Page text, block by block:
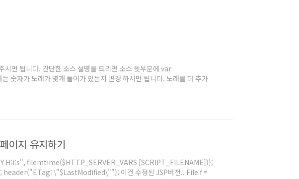
한글이 께어져 보이지 않토록 지정하는 태그로 브라우저가 문서를 로딩
시면 됩니다. 간단한 소스 설명을 드리면 소스 윗부분에 var
숫자가 노래가 몇개 들어가 있는지 변경 하시면 됩니다. 노래를 더 추가
이지 유지하기
H:i:s", filemtime($HTTP_SERVER_VARS [SCRIPT_FILENAME]));
\"$LastModified\""); 이건 수정된 JSP버전.. File f =